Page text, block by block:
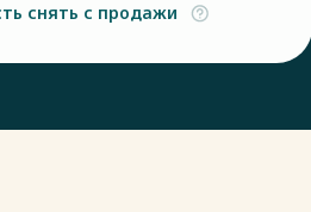
снять с продажи